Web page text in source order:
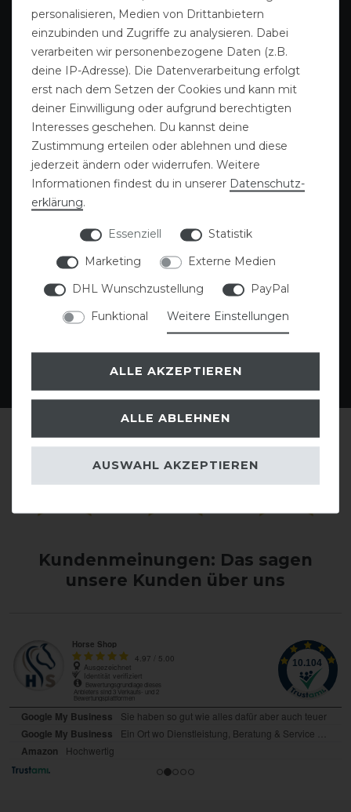
Gutscheine Sattlerei
Kundenmeinungen: Das sagen
unsere Kunden über uns
personalisieren, Medien von Drittanbietern
einzubinden und Zugriffe zu analysieren. Dabei
verarbeiten wir personenbezogene Daten (z.B.
deine IP-Adresse). Die Datenverarbeitung erfolgt
erst nach dem Setzen der Cookies und kann mit
deiner Einwilligung oder aufgrund berechtigten
Interesses geschehen. Du kannst deine
Zustimmung erteilen oder ablehnen und diese
jederzeit ändern oder widerrufen. Weitere
Informationen findest du in unserer Daten­schutz­
erklärung.
Essenziell
Statistik
Marketing
Externe Medien
DHL Wunschzustellung
PayPal
Funktional
Weitere Einstellungen
ALLE AKZEPTIEREN
ALLE ABLEHNEN
AUSWAHL AKZEPTIEREN